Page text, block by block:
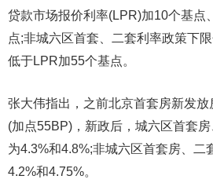
贷款市场报价利率(LPR)加10个基点
点;非城六区首套、二套利率政策下
低于LPR加55个基点。
张大伟指出，之前北京首套房新发
(加点55BP)，新政后，城六区首套
为4.3%和4.8%;非城六区首套房、二
4.2%和4.75%。